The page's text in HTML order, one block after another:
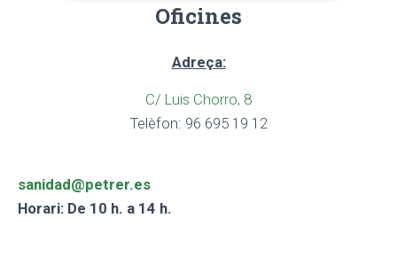
Oficines
Adreça:
C/ Luis Chorro, 8
Telèfon: 96 695 19 12
sanidad@petrer.es
Horari: De 10 h. a 14 h.